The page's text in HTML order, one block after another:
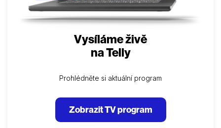
Vysíláme živě
na Telly
Prohlédněte si aktuální program
Zobrazit TV program